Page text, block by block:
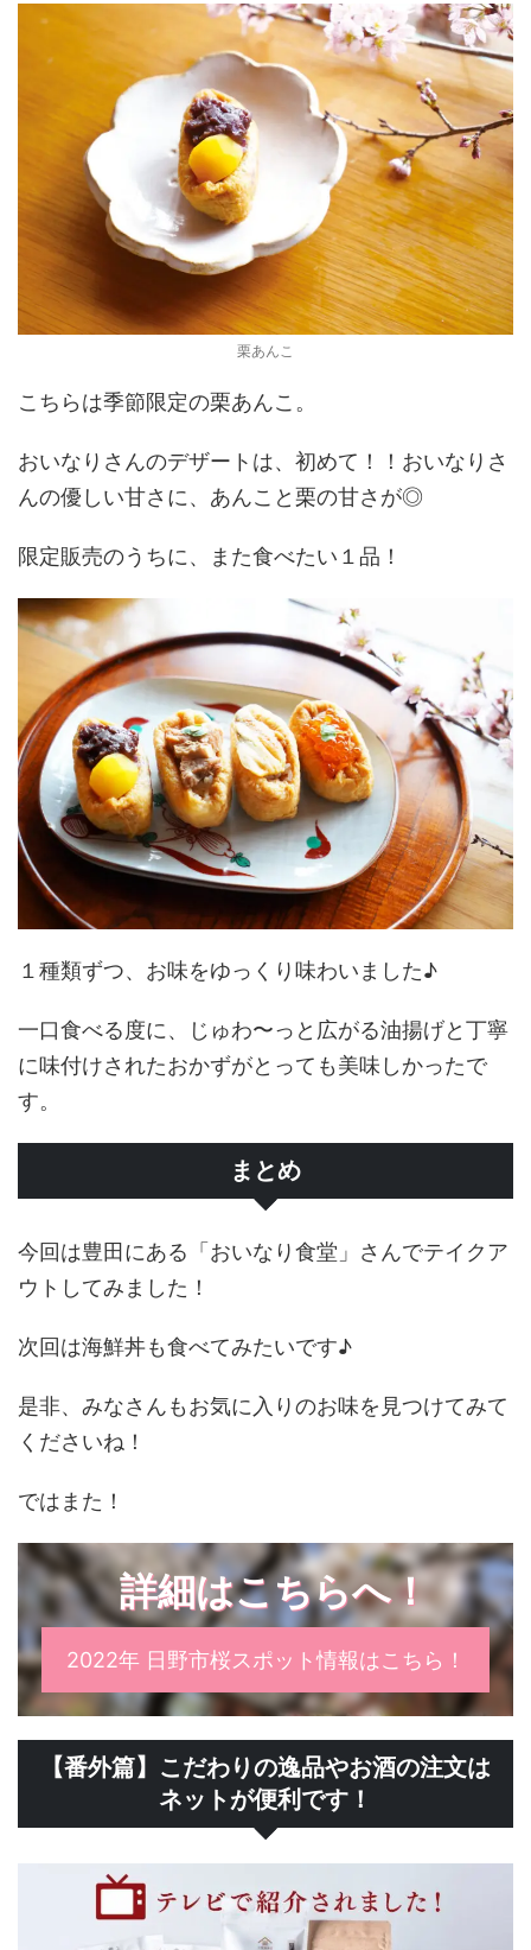
栗あんこ
こちらは季節限定の栗あんこ。
おいなりさんのデザートは、初めて！！おいなりさ
んの優しい甘さに、あんこと栗の甘さが◎
限定販売のうちに、また食べたい１品！
１種類ずつ、お味をゆっくり味わいました♪
一口食べる度に、じゅわ〜っと広がる油揚げと丁寧
に味付けされたおかずがとっても美味しかったで
す。
まとめ
今回は豊田にある「おいなり食堂」さんでテイクア
ウトしてみました！
次回は海鮮丼も食べてみたいです♪
是非、みなさんもお気に入りのお味を見つけてみて
くださいね！
ではまた！
詳細はこちらへ！
2022年 日野市桜スポット情報はこちら！
【番外篇】こだわりの逸品やお酒の注文は
ネットが便利です！